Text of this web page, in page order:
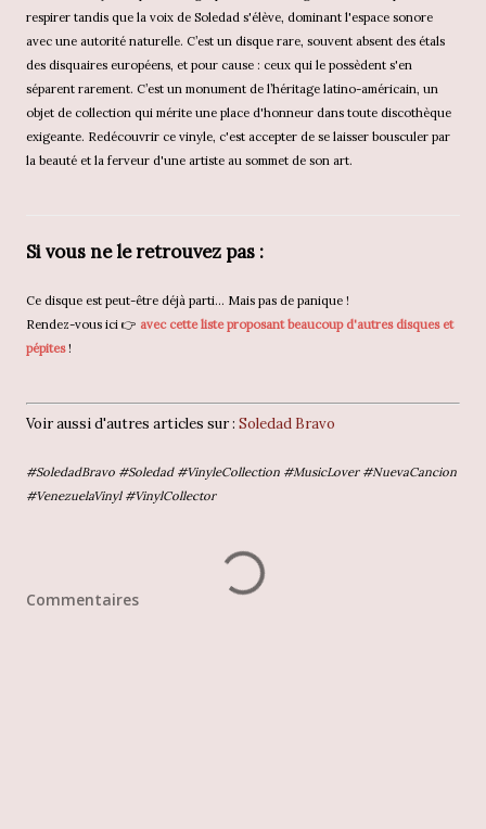
respirer tandis que la voix de Soledad s'élève, dominant l'espace sonore
avec une autorité naturelle. C’est un disque rare, souvent absent des étals
des disquaires européens, et pour cause : ceux qui le possèdent s'en
séparent rarement. C’est un monument de l’héritage latino-américain, un
objet de collection qui mérite une place d'honneur dans toute discothèque
exigeante. Redécouvrir ce vinyle, c'est accepter de se laisser bousculer par
la beauté et la ferveur d'une artiste au sommet de son art.
Si vous ne le retrouvez pas :
Ce disque est peut-être déjà parti... Mais pas de panique !
Rendez-vous ici 👉 avec cette liste proposant beaucoup d'autres disques et
pépites!
Voir aussi d'autres articles sur : Soledad Bravo
#SoledadBravo #Soledad #VinyleCollection #MusicLover #NuevaCancion
#VenezuelaVinyl #VinylCollector
Commentaires